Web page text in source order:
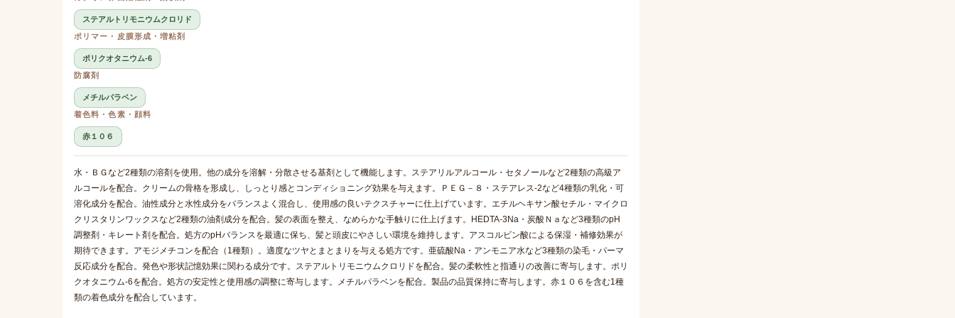
ステアルトリモニウムクロリド
ポリマー・皮膜形成・増粘剤
ポリクオタニウム-6
防腐剤
メチルパラベン
着色料・色素・顔料
赤１０６
水・ＢＧなど2種類の溶剤を使用。他の成分を溶解・分散させる基剤として機能します。ステアリルアルコール・セタノールなど2種類の高級ア
ルコールを配合。クリームの骨格を形成し、しっとり感とコンディショニング効果を与えます。ＰＥＧ－８・ステアレス-2など4種類の乳化・可
溶化成分を配合。油性成分と水性成分をバランスよく混合し、使用感の良いテクスチャーに仕上げています。エチルヘキサン酸セチル・マイクロ
クリスタリンワックスなど2種類の油剤成分を配合。髪の表面を整え、なめらかな手触りに仕上げます。HEDTA-3Na・炭酸Ｎａなど3種類のpH
調整剤・キレート剤を配合。処方のpHバランスを最適に保ち、髪と頭皮にやさしい環境を維持します。アスコルビン酸による保湿・補修効果が
期待できます。アモジメチコンを配合（1種類）。適度なツヤとまとまりを与える処方です。亜硫酸Na・アンモニア水など3種類の染毛・パーマ
反応成分を配合。発色や形状記憶効果に関わる成分です。ステアルトリモニウムクロリドを配合。髪の柔軟性と指通りの改善に寄与します。ポリ
クオタニウム-6を配合。処方の安定性と使用感の調整に寄与します。メチルパラベンを配合。製品の品質保持に寄与します。赤１０６を含む1種
類の着色成分を配合しています。